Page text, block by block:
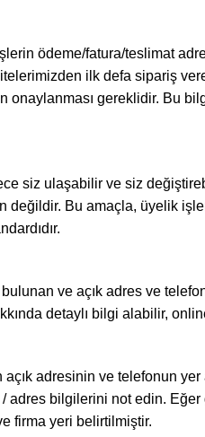
ödeme/fatura/teslimat
ilk defa sipariş
gereklidir. Bu
siz ulaşabilir ve siz
değildir. Bu amaçla, üyelik
ve açık adres ve
detaylı bilgi alabilir,
açık adresinin ve telefonun
/ adres bilgilerini not edin.
firma yeri belirtilmiştir.